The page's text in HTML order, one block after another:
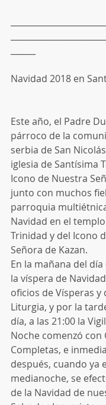
Navidad 2018 en
Este año, el Padre
párroco de la
serbia de San
iglesia de Santísima
Icono de Nuestra
junto con muchos
parroquia
Navidad en el
Trinidad y del Icono
Señora de Kazan.
En la mañana del
la víspera de
oficios de Vísperas y
Liturgia, y por la
día, a las 21:00 la
Noche comenzó con
Completas, e
después, cuando ya
medianoche, se
de la Navidad de